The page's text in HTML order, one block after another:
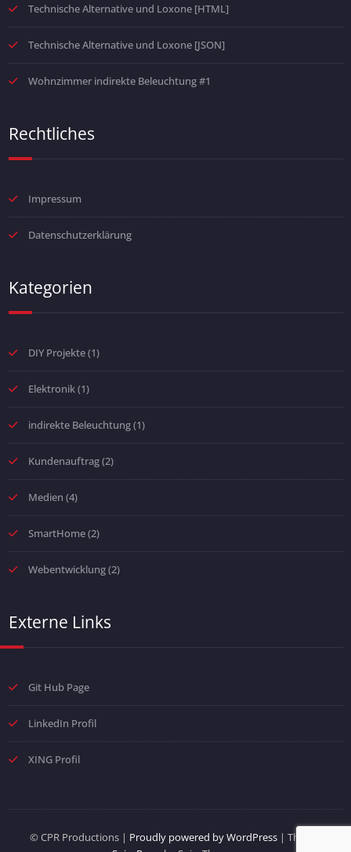
Technische Alternative und Loxone [HTML]
Technische Alternative und Loxone [JSON]
Wohnzimmer indirekte Beleuchtung #1
Rechtliches
Impressum
Datenschutzerklärung
Kategorien
DIY Projekte(1)
Elektronik(1)
indirekte Beleuchtung(1)
Kundenauftrag(2)
Medien (4)
SmartHome(2)
Webentwicklung(2)
Externe Links
Git Hub Page
LinkedIn Profil
XING Profil
© CPR Productions | Proudly powered by WordPress| Theme: